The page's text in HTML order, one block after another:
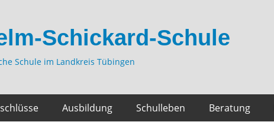
Schickard-Schule
Schule im Landkreis Tübingen
Ausbildung Schulleben Beratung